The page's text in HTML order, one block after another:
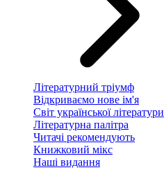
Літературний тріумф
Відкриваємо нове ім'я
Світ української літератури
Літературна палітра
Читачі рекомендують
Книжковий мікс
Наші видання